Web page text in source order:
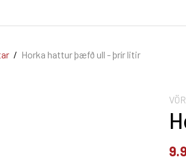
/ Horka hattur þæfð ull - þrír litir